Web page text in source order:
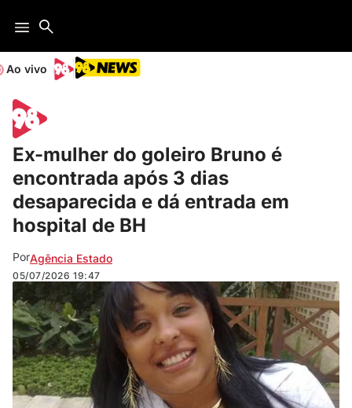
Ao vivo
Ex-mulher do goleiro Bruno é
encontrada após 3 dias
desaparecida e dá entrada em
hospital de BH
PorAgência Estado
05/07/2026 19:47